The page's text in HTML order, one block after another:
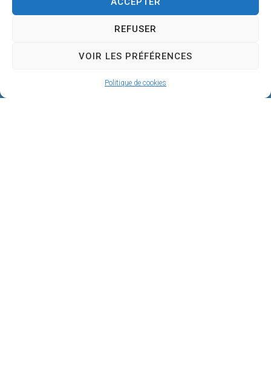
REFUSER
VOIR LES PRÉFÉRENCES
Politique de cookies